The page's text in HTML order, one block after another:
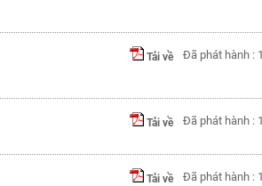
Tải về Đã phát hành :
Tải về Đã phát hành :
Tải về Đã phát hành :